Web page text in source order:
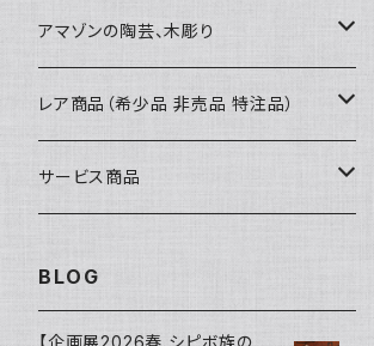
コースター
カフェマット
ティッシュケースカバー
40〜43cm
45cmx45cm
大きめ 50cmx50cm
アマゾンの陶芸、木彫り
素焼きの器、動物たち
木彫りのアルマジロ、動物たち
レア商品（希少品 非売品 特注品）
泥染め布途中図
サービス商品
BLOG
【企画展2026春 シピボ族の